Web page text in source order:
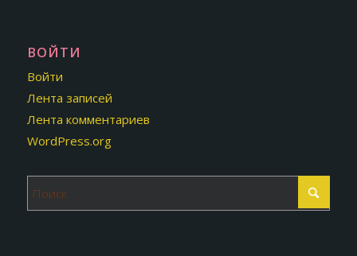
ВОЙТИ
Войти
Лента записей
Лента комментариев
WordPress.org